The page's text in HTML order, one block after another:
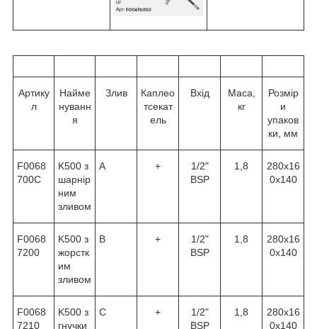
Артику
л
Найме
нуванн
я
Злив
Каплео
тсекат
ель
Вхід
Маса,
кг
Розмір
и
упаков
ки, мм
F0068
700C
K500 з
шарнір
ним
зливом
A +
1/2"
BSP
1,8
280х16
0х140
F0068
7200
K500 з
жорстк
им
зливом
B +
1/2"
BSP
1,8
280х16
0х140
F0068
7210
K500 з
гнучки
C +
1/2"
BSP
1,8
280х16
0х140